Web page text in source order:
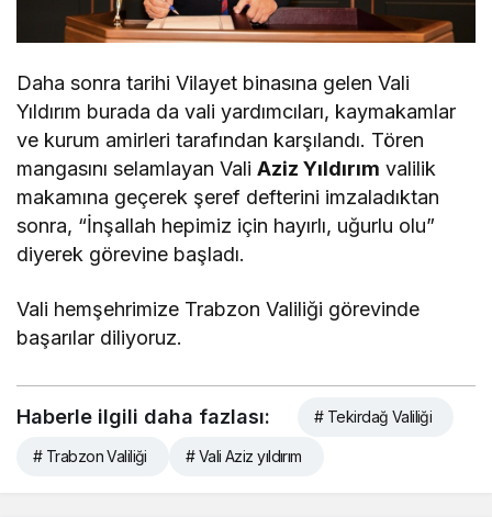
Daha sonra tarihi Vilayet binasına gelen Vali
Yıldırım burada da vali yardımcıları, kaymakamlar
ve kurum amirleri tarafından karşılandı. Tören
mangasını selamlayan ValiAziz Yıldırım valilik
makamına geçerek şeref defterini imzaladıktan
sonra, “İnşallah hepimiz için hayırlı, uğurlu olu”
diyerek görevine başladı.
Vali hemşehrimize Trabzon Valiliği görevinde
başarılar diliyoruz.
Haberle ilgili daha fazlası: # Tekirdağ Valiliği
# Trabzon Valiliği # Vali Aziz yıldırım